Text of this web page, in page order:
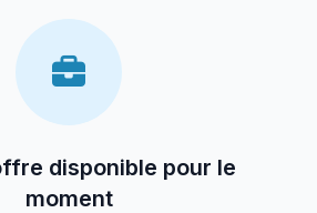
disponible pour le
moment